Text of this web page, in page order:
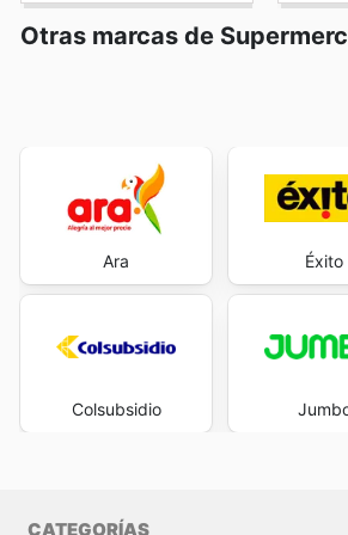
Otras marcas de
Ara
Colsubsidio
Éxito
CATEGORÍAS